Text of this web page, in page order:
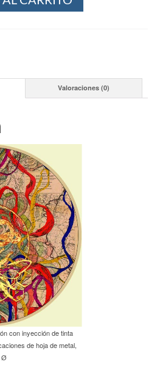
Valoraciones (0)
con inyección de tinta
de hoja de metal,
Ø